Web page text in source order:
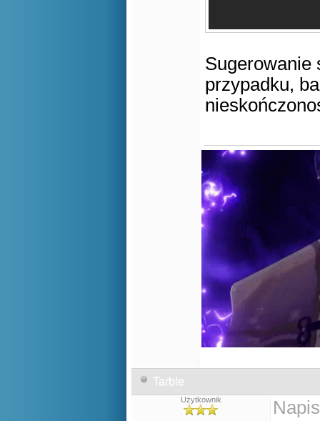
Sugerowanie
przypadku,
Tarble
Użytkownik